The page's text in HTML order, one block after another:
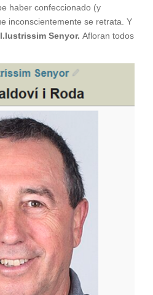
haber confeccionado (y
inconscientemente se retrata. Y
Senyor. Afloran todos